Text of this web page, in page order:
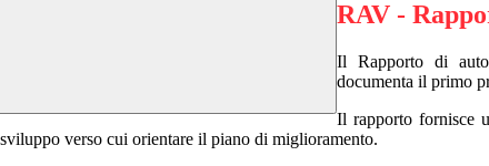
RAV -
Il Rapporto di
documenta il primo
Il rapporto fornisce
verso cui orientare il piano di miglioramento.